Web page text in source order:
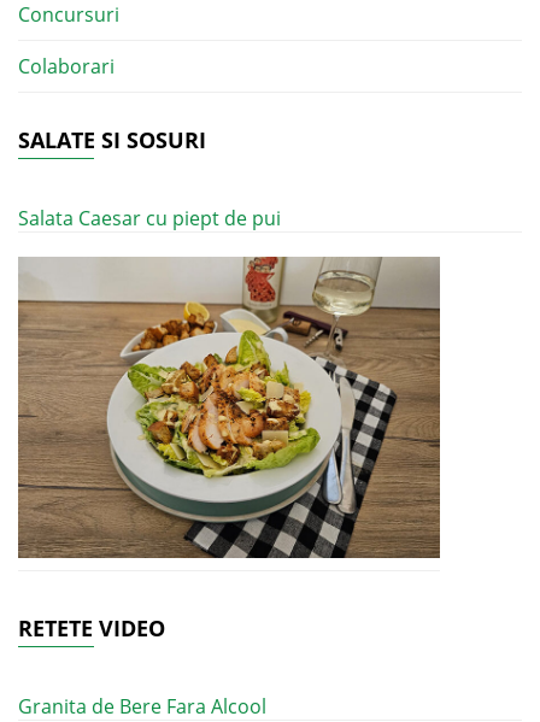
Concursuri
Colaborari
SALATE SI SOSURI
Salata Caesar cu piept de pui
RETETE VIDEO
Granita de Bere Fara Alcool